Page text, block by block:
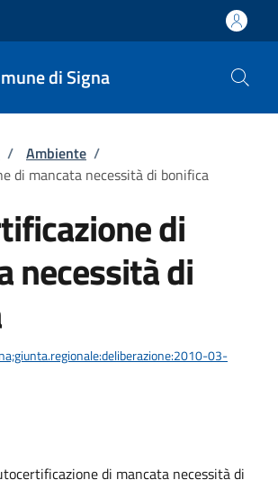
di Signa
pane
/ Ambiente /
di mancata necessità di bonifica
di
necessità di
03-
di mancata necessità di